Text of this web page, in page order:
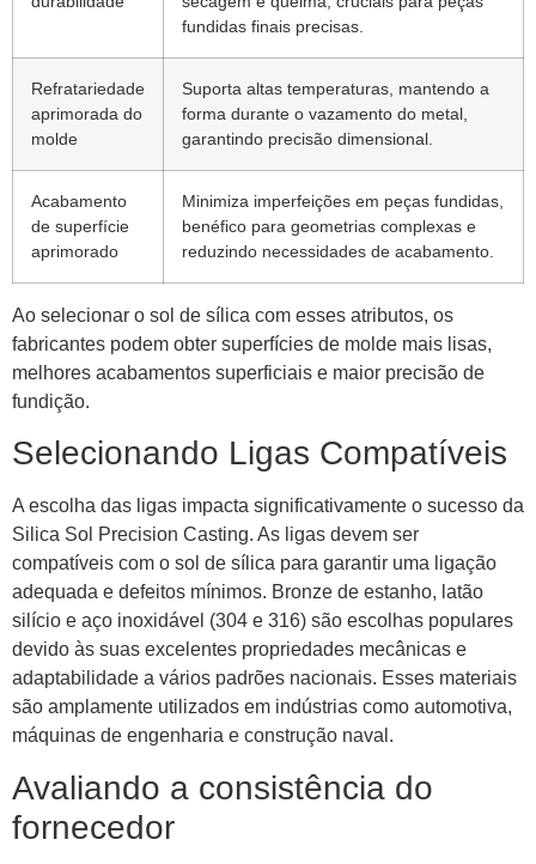
fundidas finais precisas.
Refratariedade
aprimorada do
molde
Suporta altas temperaturas, mantendo a
forma durante o vazamento do metal,
garantindo precisão dimensional.
Acabamento
de superfície
aprimorado
Minimiza imperfeições em peças fundidas,
benéfico para geometrias complexas e
reduzindo necessidades de acabamento.
Ao selecionar o sol de sílica com esses atributos, os
fabricantes podem obter superfícies de molde mais lisas,
melhores acabamentos superficiais e maior precisão de
fundição.
Selecionando Ligas Compatíveis
A escolha das ligas impacta significativamente o sucesso da
Silica Sol Precision Casting. As ligas devem ser
compatíveis com o sol de sílica para garantir uma ligação
adequada e defeitos mínimos. Bronze de estanho, latão
silício e aço inoxidável (304 e 316) são escolhas populares
devido às suas excelentes propriedades mecânicas e
adaptabilidade a vários padrões nacionais. Esses materiais
são amplamente utilizados em indústrias como automotiva,
máquinas de engenharia e construção naval.
Avaliando a consistência do
fornecedor